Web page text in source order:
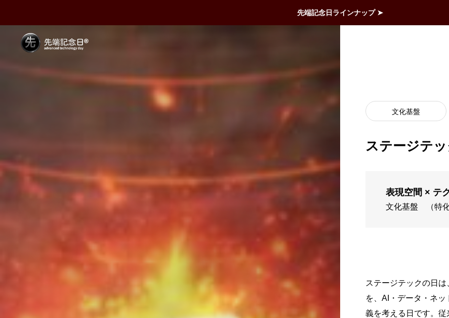
先端記念日ラインナップ ➤
文化基盤
ステージテッ
表現空間 × テ
文化基盤 （特
ステージテックの日
を、AI・データ・ネ
義を考える日です。